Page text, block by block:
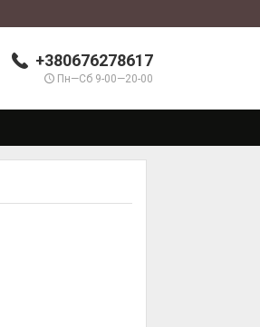
+380676278617
Пн—Сб 9-00—20-00